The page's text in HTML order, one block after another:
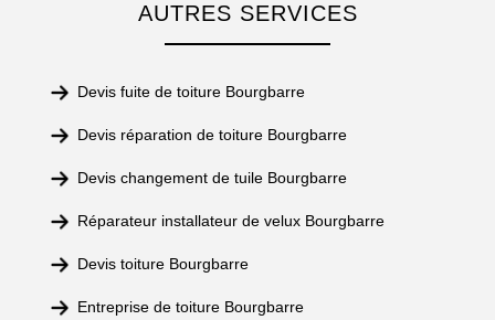
AUTRES SERVICES
Devis fuite de toiture Bourgbarre
Devis réparation de toiture Bourgbarre
Devis changement de tuile Bourgbarre
Réparateur installateur de velux Bourgbarre
Devis toiture Bourgbarre
Entreprise de toiture Bourgbarre